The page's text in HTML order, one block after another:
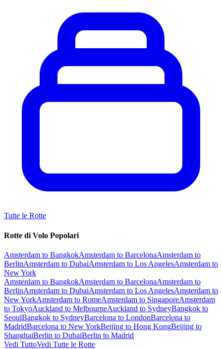
Tutte le Rotte
Rotte di Volo Popolari
Amsterdam to BangkokAmsterdam to BarcelonaAmsterdam to
BerlinAmsterdam to DubaiAmsterdam to Los AngelesAmsterdam to
New York
Amsterdam to BangkokAmsterdam to BarcelonaAmsterdam to
BerlinAmsterdam to DubaiAmsterdam to Los AngelesAmsterdam to
New YorkAmsterdam to RomeAmsterdam to SingaporeAmsterdam
to TokyoAuckland to MelbourneAuckland to SydneyBangkok to
SeoulBangkok to SydneyBarcelona to LondonBarcelona to
MadridBarcelona to New YorkBeijing to Hong KongBeijing to
ShanghaiBerlin to DubaiBerlin to Madrid
Vedi TuttoVedi Tutte le Rotte